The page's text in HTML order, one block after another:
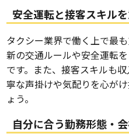
安全運転と接客スキル
タクシー業界で働く上で最
新の交通ルールや安全運転
です。また、接客スキルも
寧な声掛けや気配りを心が
ょう。
自分に合う勤務形態・